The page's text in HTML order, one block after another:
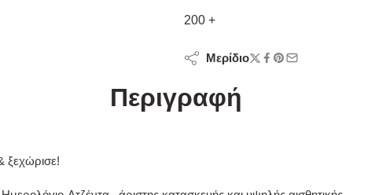
200 +
Μερίδιο
Περιγραφή
ξεχώρισε!